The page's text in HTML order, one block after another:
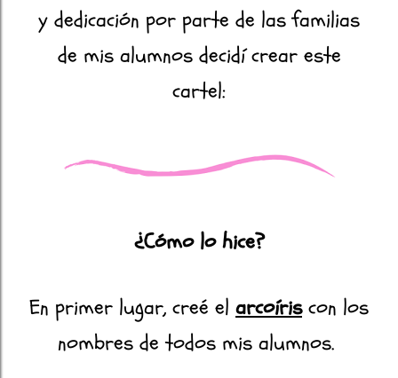
y dedicación por parte de las familias
de mis alumnos decidí crear este
cartel:
¿Cómo lo hice?
En primer lugar, creé el arcoíriscon los
nombres de todos mis alumnos.